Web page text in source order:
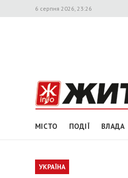
6 серпня 2026, 23:26
МІСТО ПОДІЇ ВЛАДА
УКРАЇНА